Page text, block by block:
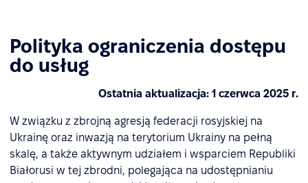
Polityka ograniczenia dostępu
do usług
Ostatnia aktualizacja: 1 czerwca 2025 r.
W związku z zbrojną agresją federacji rosyjskiej na
Ukrainę oraz inwazją na terytorium Ukrainy na pełną
skalę, a także aktywnym udziałem i wsparciem Republiki
Białorusi w tej zbrodni, polegająca na udostępnianiu